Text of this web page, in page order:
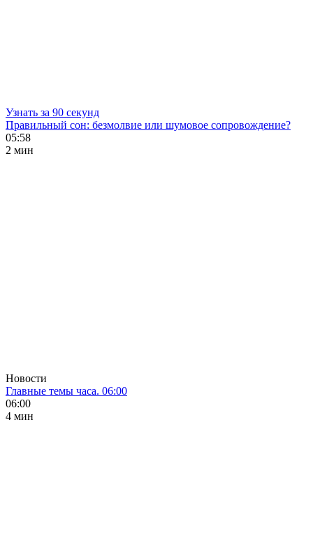
Узнать за 90 секунд
Правильный сон: безмолвие или шумовое сопровождение?
05:58
2 мин
Новости
Главные темы часа. 06:00
06:00
4 мин